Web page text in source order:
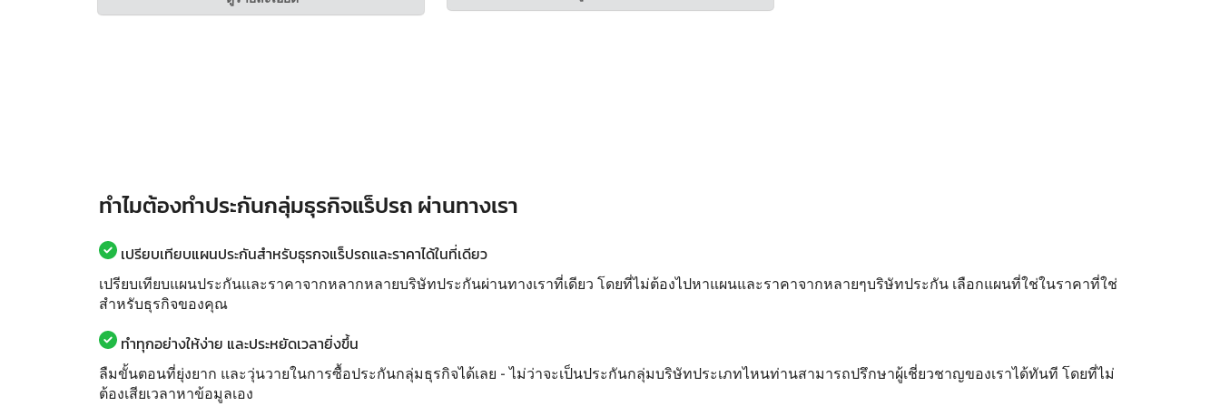
ทำไมต้องทำประกันกลุ่มธุรกิจแร็ปรถ ผ่านทางเรา
เปรียบเทียบแผนประกันสำหรับธุรกจแร็ปรถและราคาได้ในที่เดียว
เปรียบเทียบแผนประกันและราคาจากหลากหลายบริษัทประกันผ่านทางเราที่เดียว โดยที่ไม่ต้องไปหาแผนและราคาจากหลายๆบริษัทประกัน เลือกแผนที่ใช่ในราคาที่ใช่
สำหรับธุรกิจของคุณ
ทำทุกอย่างให้ง่าย และประหยัดเวลายิ่งขึ้น
ลืมขั้นตอนที่ยุ่งยาก และวุ่นวายในการซื้อประกันกลุ่มธุรกิจได้เลย - ไม่ว่าจะเป็นประกันกลุ่มบริษัทประเภทไหนท่านสามารถปรึกษาผู้เชี่ยวชาญของเราได้ทันที โดยที่ไม่
ต้องเสียเวลาหาข้อมูลเอง